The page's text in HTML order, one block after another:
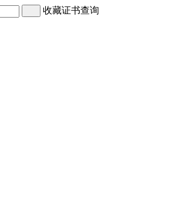
收藏证书查询